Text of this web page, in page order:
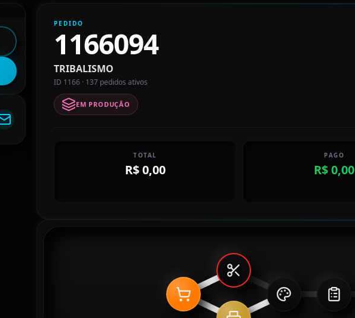
PEDIDO
1166094
TRIBALISMO
ID 1166 · 137 pedidos ativos
EM PRODUÇÃO
TOTAL
R$ 0,00
PAGO
R$ 0,00